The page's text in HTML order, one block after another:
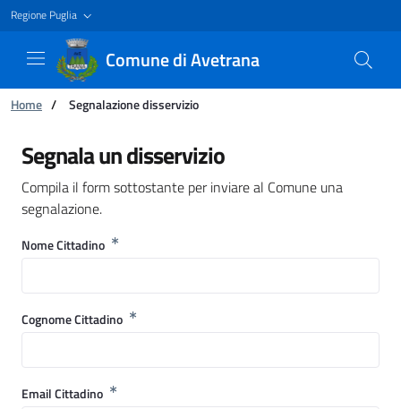
Regione Puglia
Comune di Avetrana
Ti trovi in:
Home / Segnalazione disservizio
Segnalazione disservizio - Comune di
Segnala un disservizio
Compila il form sottostante per inviare al Comune una
segnalazione.
Nome Cittadino
Cognome Cittadino
Email Cittadino